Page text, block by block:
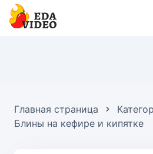
Главная страница
Блины на кефире и кипятке